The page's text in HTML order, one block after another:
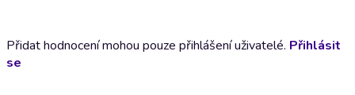
Přidat hodnocení mohou pouze přihlášení uživatelé. Přihlásit
se